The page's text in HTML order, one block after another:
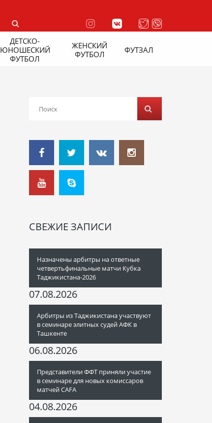
ДЕТСКО-
ЮНОШЕСКИЙ
ФУТБОЛ
ЖЕНСКИЙ
ФУТБОЛ
ФУТЗАЛ
СВЕЖИЕ ЗАПИСИ
Назначены арбитры на ответные
четвертьфинальные матчи Кубка
Таджикистана-2026
07.08.2026
Арбитры из Таджикистана участвуют
в семинаре элитных судей АФК в
Ташкенте
06.08.2026
Представители ФФТ приняли участие
в семинаре для новых комиссаров
матчей CAFA
04.08.2026